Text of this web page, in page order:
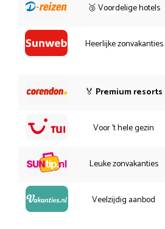
🥉 Voordelige hotels
Heerlijke zonvakanties
🏅 Premium resorts
Voor 't hele gezin
Leuke zonvakanties
Veelzijdig aanbod